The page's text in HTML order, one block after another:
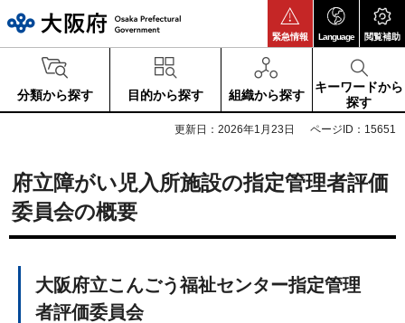
緊急情報 Language 閲覧補助
分類から探す 目的から探す 組織から探す
キーワードから
探す
更新日：2026年1月23日 ページID：15651
府立障がい児入所施設の指定管理者評価
委員会の概要
大阪府立こんごう福祉センター指定管理
者評価委員会